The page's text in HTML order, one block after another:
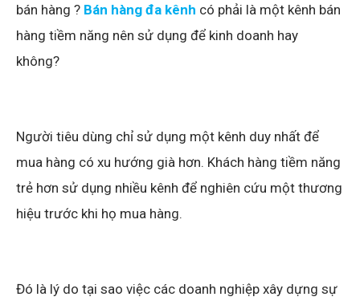
bán hàng ? Bán hàng đa kênh có phải là một kênh bán
hàng tiềm năng nên sử dụng để kinh doanh hay
không?
Người tiêu dùng chỉ sử dụng một kênh duy nhất để
mua hàng có xu hướng già hơn. Khách hàng tiềm năng
trẻ hơn sử dụng nhiều kênh để nghiên cứu một thương
hiệu trước khi họ mua hàng.
Đó là lý do tại sao việc các doanh nghiệp xây dựng sự